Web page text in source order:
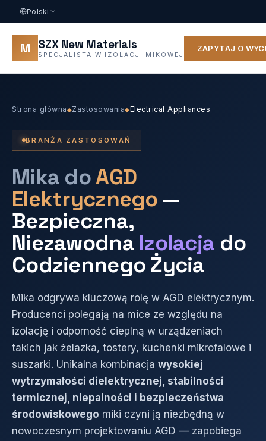
Polski
M SZX New Materials
SPECJALISTA W IZOLACJI MIKOWEJ
ZAPYTAJ O
Strona główna◆Zastosowania◆Electrical Appliances
BRANŻA ZASTOSOWAŃ
Mika doAGD
Elektrycznego —
Bezpieczna,
Niezawodna Izolacja do
Codziennego Życia
Mika odgrywa kluczową rolę w AGD elektrycznym.
Producenci polegają na mice ze względu na
izolację i odporność cieplną w urządzeniach
takich jak żelazka, tostery, kuchenki mikrofalowe i
suszarki. Unikalna kombinacja wysokiej
wytrzymałości dielektrycznej, stabilności
termicznej, niepalności i bezpieczeństwa
środowiskowego miki czyni ją niezbędną w
nowoczesnym projektowaniu AGD — zapobiega